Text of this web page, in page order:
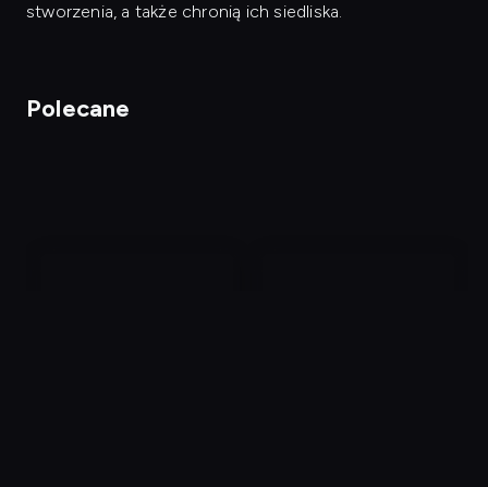
stworzenia, a także chronią ich siedliska.
Polecane